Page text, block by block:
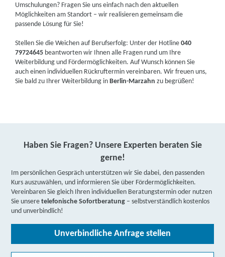
Umschulungen? Fragen Sie uns einfach nach den aktuellen
Möglichkeiten am Standort – wir realisieren gemeinsam die
passende Lösung für Sie!
Stellen Sie die Weichen auf Berufserfolg: Unter der Hotline040
79724645 beantworten wir Ihnen alle Fragen rund um Ihre
Weiterbildung und Fördermöglichkeiten. Auf Wunsch können Sie
auch einen individuellen Rückruftermin vereinbaren. Wir freuen uns,
Sie bald zu Ihrer Weiterbildung inBerlin-Marzahn zu begrüßen!
Haben Sie Fragen? Unsere Experten beraten Sie
gerne!
Im persönlichen Gespräch unterstützen wir Sie dabei, den passenden
Kurs auszuwählen, und informieren Sie über Fördermöglichkeiten.
Vereinbaren Sie gleich Ihren individuellen Beratungstermin oder nutzen
Sie unseretelefonische Sofortberatung – selbstverständlich kostenlos
und unverbindlich!
Unverbindliche Anfrage stellen